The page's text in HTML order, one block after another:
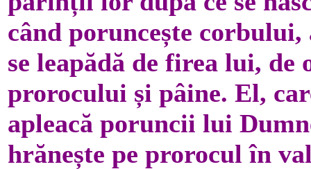
când poruncește
se leapădă de firea lui,
prorocului și pâine. El,
apleacă poruncii lui
hrănește pe prorocul în